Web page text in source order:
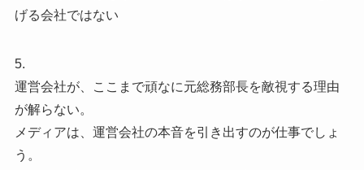
げる会社ではない
5.
運営会社が、ここまで頑なに元総務部長を敵視する理由
が解らない。
メディアは、運営会社の本音を引き出すのが仕事でしょ
う。